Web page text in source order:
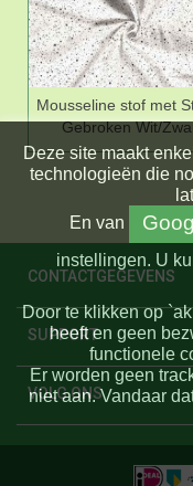
Mousseline stof met
Gebroken Wit/
CONTACTGEGEVENS
SUPPORT
VOLG ONS
Deze site maakt
technologieën die
En van
instellingen. U
Door te klikken op
heeft en geen
functionele
Er worden geen
niet aan. Vandaar